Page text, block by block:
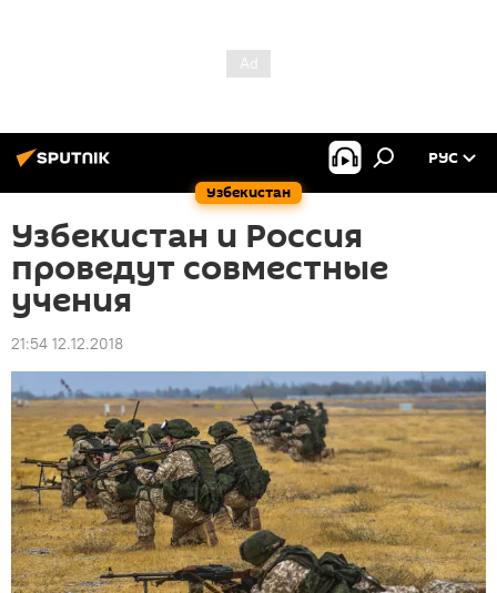
Узбекистан
РУС
Узбекистан и Россия
проведут совместные
учения
21:54 12.12.2018